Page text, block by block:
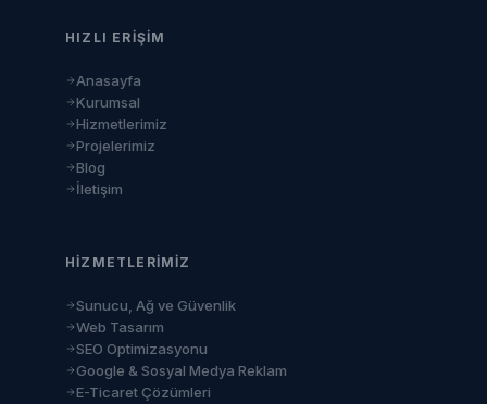
HIZLI ERIŞIM
Anasayfa
Kurumsal
Hizmetlerimiz
Projelerimiz
Blog
İletişim
HIZMETLERIMIZ
Sunucu, Ağ ve Güvenlik
Web Tasarım
SEO Optimizasyonu
Google & Sosyal Medya Reklam
E-Ticaret Çözümleri